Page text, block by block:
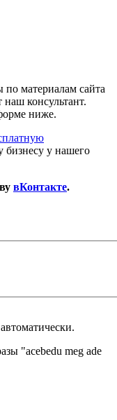
материалам сайта
наш консультант.
ниже.
бизнесу у нашего
вКонтакте.
"acebedu meg ade